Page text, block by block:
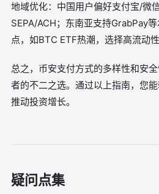
地域优化：中国用户偏好支付宝/微
SEPA/ACH；东南亚支持GrabPay
点，如BTC ETF热潮，选择高流动
总之，币安支付方式的多样性和安
者的不二之选。通过以上指南，您能
推动投资增长。
疑问点集